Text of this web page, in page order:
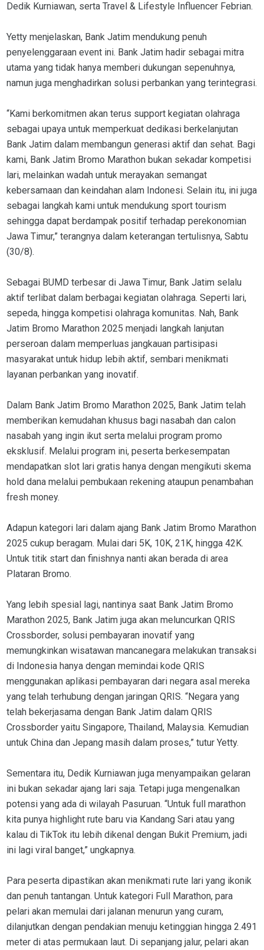
Dedik Kurniawan, serta Travel & Lifestyle Influencer Febrian.
Yetty menjelaskan, Bank Jatim mendukung penuh
penyelenggaraan event ini. Bank Jatim hadir sebagai mitra
utama yang tidak hanya memberi dukungan sepenuhnya,
namun juga menghadirkan solusi perbankan yang terintegrasi.
“Kami berkomitmen akan terus support kegiatan olahraga
sebagai upaya untuk memperkuat dedikasi berkelanjutan
Bank Jatim dalam membangun generasi aktif dan sehat. Bagi
kami, Bank Jatim Bromo Marathon bukan sekadar kompetisi
lari, melainkan wadah untuk merayakan semangat
kebersamaan dan keindahan alam Indonesi. Selain itu, ini juga
sebagai langkah kami untuk mendukung sport tourism
sehingga dapat berdampak positif terhadap perekonomian
Jawa Timur,” terangnya dalam keterangan tertulisnya, Sabtu
(30/8).
Sebagai BUMD terbesar di Jawa Timur, Bank Jatim selalu
aktif terlibat dalam berbagai kegiatan olahraga. Seperti lari,
sepeda, hingga kompetisi olahraga komunitas. Nah, Bank
Jatim Bromo Marathon 2025 menjadi langkah lanjutan
perseroan dalam memperluas jangkauan partisipasi
masyarakat untuk hidup lebih aktif, sembari menikmati
layanan perbankan yang inovatif.
Dalam Bank Jatim Bromo Marathon 2025, Bank Jatim telah
memberikan kemudahan khusus bagi nasabah dan calon
nasabah yang ingin ikut serta melalui program promo
eksklusif. Melalui program ini, peserta berkesempatan
mendapatkan slot lari gratis hanya dengan mengikuti skema
hold dana melalui pembukaan rekening ataupun penambahan
fresh money.
Adapun kategori lari dalam ajang Bank Jatim Bromo Marathon
2025 cukup beragam. Mulai dari 5K, 10K, 21K, hingga 42K.
Untuk titik start dan finishnya nanti akan berada di area
Plataran Bromo.
Yang lebih spesial lagi, nantinya saat Bank Jatim Bromo
Marathon 2025, Bank Jatim juga akan meluncurkan QRIS
Crossborder, solusi pembayaran inovatif yang
memungkinkan wisatawan mancanegara melakukan transaksi
di Indonesia hanya dengan memindai kode QRIS
menggunakan aplikasi pembayaran dari negara asal mereka
yang telah terhubung dengan jaringan QRIS. “Negara yang
telah bekerjasama dengan Bank Jatim dalam QRIS
Crossborder yaitu Singapore, Thailand, Malaysia. Kemudian
untuk China dan Jepang masih dalam proses,” tutur Yetty.
Sementara itu, Dedik Kurniawan juga menyampaikan gelaran
ini bukan sekadar ajang lari saja. Tetapi juga mengenalkan
potensi yang ada di wilayah Pasuruan. “Untuk full marathon
kita punya highlight rute baru via Kandang Sari atau yang
kalau di TikTok itu lebih dikenal dengan Bukit Premium, jadi
ini lagi viral banget,” ungkapnya.
Para peserta dipastikan akan menikmati rute lari yang ikonik
dan penuh tantangan. Untuk kategori Full Marathon, para
pelari akan memulai dari jalanan menurun yang curam,
dilanjutkan dengan pendakian menuju ketinggian hingga 2.491
meter di atas permukaan laut. Di sepanjang jalur, pelari akan